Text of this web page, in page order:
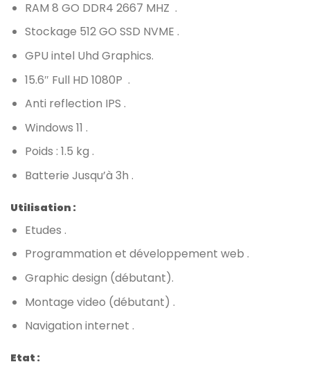
RAM 8 GO DDR4 2667 MHZ .
Stockage 512 GO SSD NVME .
GPU intel Uhd Graphics.
15.6″ Full HD 1080P .
Anti reflection IPS .
Windows 11 .
Poids : 1.5 kg .
Batterie Jusqu’à 3h .
Utilisation :
Etudes .
Programmation et développement web .
Graphic design (débutant).
Montage video (débutant) .
Navigation internet .
Etat :